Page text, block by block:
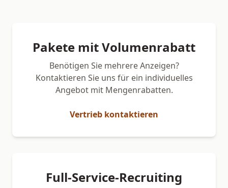
Pakete mit Volumenrabatt
Benötigen Sie mehrere Anzeigen?
Kontaktieren Sie uns für ein individuelles
Angebot mit Mengenrabatten.
Vertrieb kontaktieren
Full-Service-Recruiting